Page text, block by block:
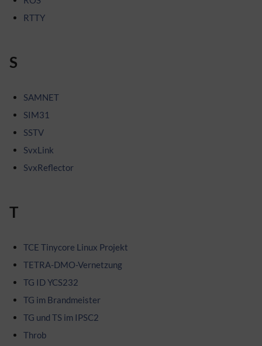
RTTY
S
SAMNET
SIM31
SSTV
SvxLink
SvxReflector
T
TCE Tinycore Linux Projekt
TETRA-DMO-Vernetzung
TG ID YCS232
TG im Brandmeister
TG und TS im IPSC2
Throb